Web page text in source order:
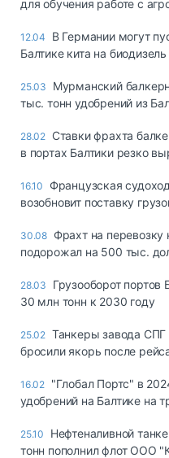
для обучения работе с
12.04
В Германии могут
Балтике кита на биодизель
25.03
Мурманский
тыс. тонн удобрений из
28.02 Ставки фрахта
в портах Балтики резко
16.10
Французская
возобновит поставку
30.08 Фрахт на перевозку
подорожал на 500 тыс.
28.03
Грузооборот
30 млн тонн к 2030 году
25.02 Танкеры завода СПГ
бросили якорь после
16.02 "Глобал Портс" в
удобрений на Балтике на
25.10
Нефтеналивной
тонн пополнил флот ООО